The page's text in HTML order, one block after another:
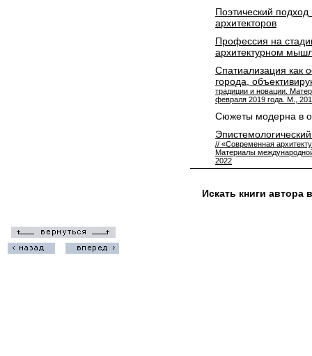
Поэтический
архитекторов
Профессия на
архитектурном
Спатиализация как
города,
традиции и новации.
февраля 2019 года. М.,
Сюжеты модерна в
// «Современная
Материалы
2022
Искать книги автора